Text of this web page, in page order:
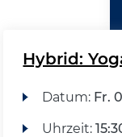
Hybrid:
Datum: Fr.
Uhrzeit: